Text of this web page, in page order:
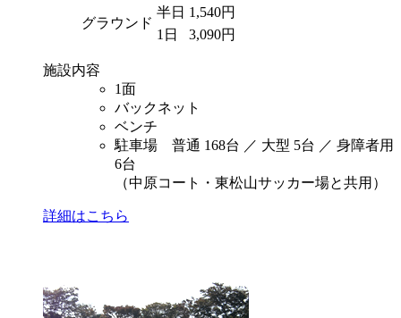
グラウンド
半日 1,540円
1日
3,090円
施設内容
1面
バックネット
ベンチ
駐車場 普通 168台 ／ 大型 5台 ／ 身障者用
6台
（中原コート・東松山サッカー場と共用）
詳細はこちら